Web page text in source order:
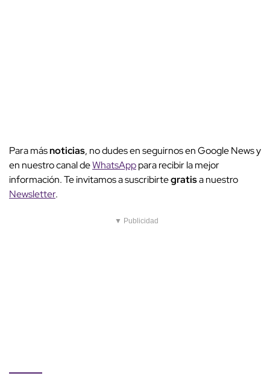
Para másnoticias, no dudes en seguirnos en Google News y
en nuestro canal deWhatsApppara recibir la mejor
información. Te invitamos a suscribirtegratisa nuestro
Newsletter.
▼ Publicidad